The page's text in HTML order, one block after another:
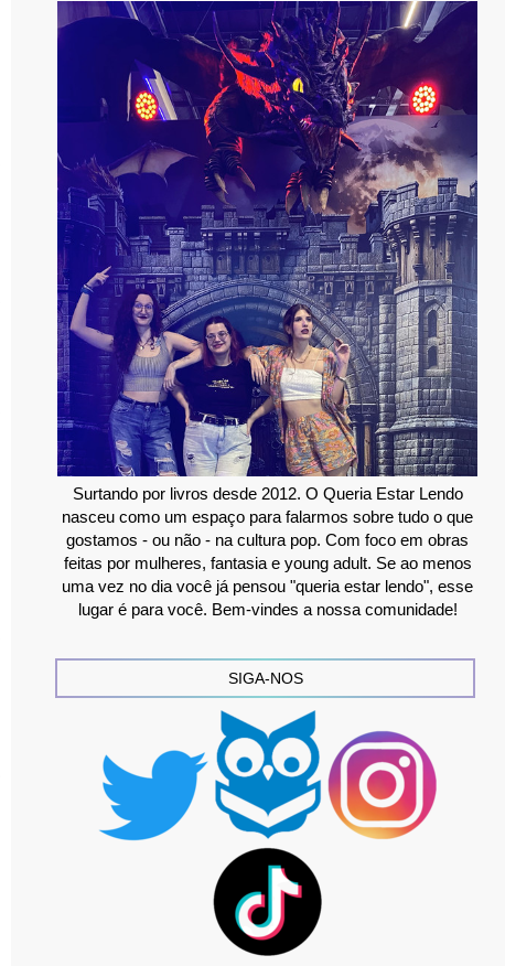
Surtando por livros desde 2012. O Queria Estar Lendo
nasceu como um espaço para falarmos sobre tudo o que
gostamos - ou não - na cultura pop. Com foco em obras
feitas por mulheres, fantasia e young adult. Se ao menos
uma vez no dia você já pensou "queria estar lendo", esse
lugar é para você. Bem-vindes a nossa comunidade!
SIGA-NOS